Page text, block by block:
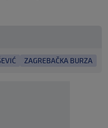
ZAGREBAČKA BURZA